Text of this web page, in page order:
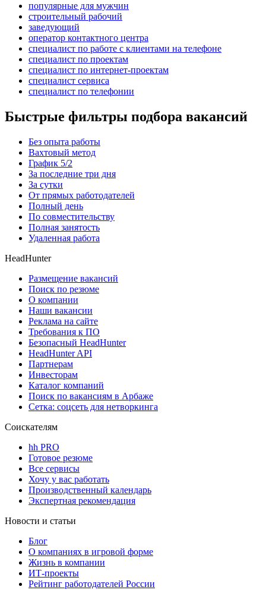
популярные для мужчин
строительный рабочий
заведующий
оператор контактного центра
специалист по работе с клиентами на телефоне
специалист по проектам
специалист по интернет-проектам
специалист сервиса
специалист по телефонии
Быстрые фильтры подбора вакансий
Без опыта работы
Вахтовый метод
График 5/2
За последние три дня
За сутки
От прямых работодателей
Полный день
По совместительству
Полная занятость
Удаленная работа
HeadHunter
Размещение вакансий
Поиск по резюме
О компании
Наши вакансии
Реклама на сайте
Требования к ПО
Безопасный HeadHunter
HeadHunter API
Партнерам
Инвесторам
Каталог компаний
Поиск по вакансиям в Арбаже
Сетка: соцсеть для нетворкинга
Соискателям
hh PRO
Готовое резюме
Все сервисы
Хочу у вас работать
Производственный календарь
Экспертная рекомендация
Новости и статьи
Блог
О компаниях в игровой форме
Жизнь в компании
ИТ-проекты
Рейтинг работодателей России